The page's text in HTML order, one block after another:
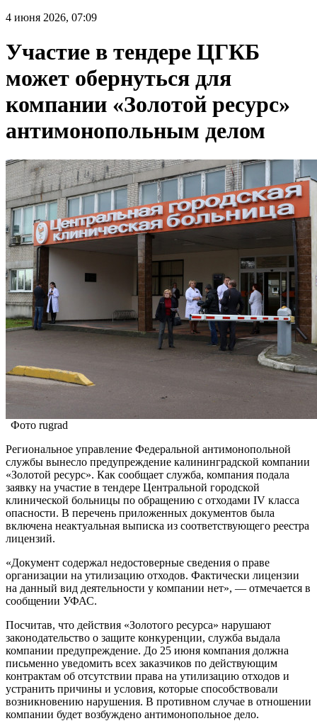
4 июня 2026, 07:09
Участие в тендере ЦГКБ
может обернуться для
компании «Золотой ресурс»
антимонопольным делом
Фото rugrad
Региональное управление Федеральной антимонопольной
службы вынесло предупреждение калининградской компании
«Золотой ресурс». Как сообщает служба, компания подала
заявку на участие в тендере Центральной городской
клинической больницы по обращению с отходами IV класса
опасности. В перечень приложенных документов была
включена неактуальная выписка из соответствующего реестра
лицензий.
«Документ содержал недостоверные сведения о праве
организации на утилизацию отходов. Фактически лицензии
на данный вид деятельности у компании нет», — отмечается в
сообщении УФАС.
Посчитав, что действия «Золотого ресурса» нарушают
законодательство о защите конкуренции, служба выдала
компании предупреждение. До 25 июня компания должна
письменно уведомить всех заказчиков по действующим
контрактам об отсутствии права на утилизацию отходов и
устранить причины и условия, которые способствовали
возникновению нарушения. В противном случае в отношении
компании будет возбуждено антимонопольное дело.